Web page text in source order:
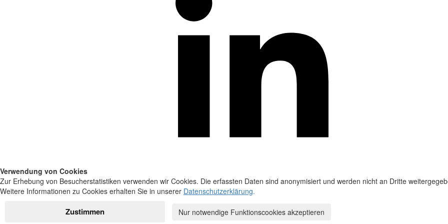
Verwendung von Cookies
Zur Erhebung von Besucherstatistiken verwenden wir Cookies. Die erfassten Daten sind anonymisiert und werden nicht an Dritte
Weitere Informationen zu Cookies erhalten Sie in unserer Datenschutzerklärung.
Zustimmen Nur notwendige Funktionscookies akzeptieren